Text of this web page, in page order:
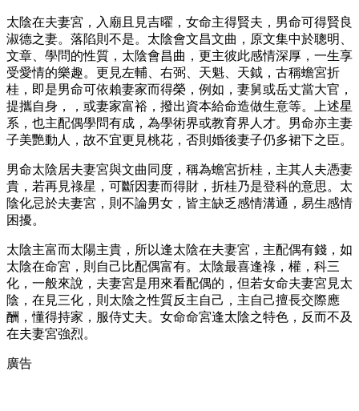
太陰在夫妻宮，入廟且見吉曜，女命主得賢夫，男命可得賢良
淑德之妻。落陷則不是。太陰會文昌文曲，原文集中於聰明、
文章、學問的性質，太陰會昌曲，更主彼此感情深厚，一生享
受愛情的樂趣。更見左輔、右弼、天魁、天鉞，古稱蟾宮折
桂，即是男命可依賴妻家而得榮，例如，妻舅或岳丈當大官，
提攜自身，，或妻家富裕，撥出資本給命造做生意等。上述星
系，也主配偶學問有成，為學術界或教育界人才。男命亦主妻
子美艷動人，故不宜更見桃花，否則婚後妻子仍多裙下之臣。
男命太陰居夫妻宮與文曲同度，稱為蟾宮折桂，主其人夫憑妻
貴，若再見祿星，可斷因妻而得財，折桂乃是登科的意思。太
陰化忌於夫妻宮，則不論男女，皆主缺乏感情溝通，易生感情
困擾。
太陰主富而太陽主貴，所以逢太陰在夫妻宮，主配偶有錢，如
太陰在命宮，則自己比配偶富有。太陰最喜逢祿，權，科三
化，一般來說，夫妻宮是用來看配偶的，但若女命夫妻宮見太
陰，在見三化，則太陰之性質反主自己，主自己擅長交際應
酬，懂得持家，服侍丈夫。女命命宮逢太陰之特色，反而不及
在夫妻宮強烈。
廣告